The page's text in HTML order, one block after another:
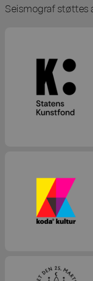
Seismograf støttes